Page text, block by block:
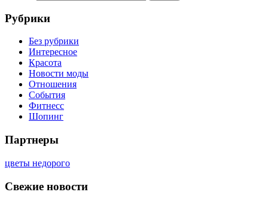
Рубрики
Без рубрики
Интересное
Красота
Новости моды
Отношения
События
Фитнесс
Шопинг
Партнеры
цветы недорого
Свежие новости